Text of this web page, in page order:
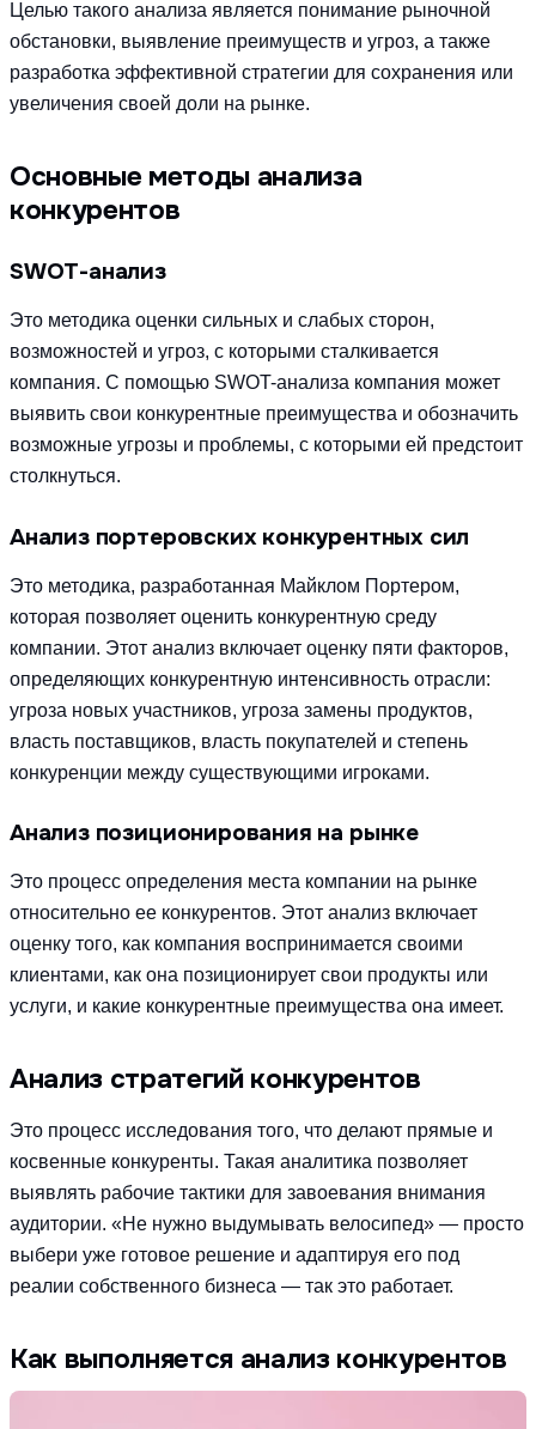
Целью такого анализа является понимание рыночной
обстановки, выявление преимуществ и угроз, а также
разработка эффективной стратегии для сохранения или
увеличения своей доли на рынке.
Основные методы анализа
конкурентов
SWOT-анализ
Это методика оценки сильных и слабых сторон,
возможностей и угроз, с которыми сталкивается
компания. С помощью SWOT-анализа компания может
выявить свои конкурентные преимущества и обозначить
возможные угрозы и проблемы, с которыми ей предстоит
столкнуться.
Анализ портеровских конкурентных сил
Это методика, разработанная Майклом Портером,
которая позволяет оценить конкурентную среду
компании. Этот анализ включает оценку пяти факторов,
определяющих конкурентную интенсивность отрасли:
угроза новых участников, угроза замены продуктов,
власть поставщиков, власть покупателей и степень
конкуренции между существующими игроками.
Анализ позиционирования на рынке
Это процесс определения места компании на рынке
относительно ее конкурентов. Этот анализ включает
оценку того, как компания воспринимается своими
клиентами, как она позиционирует свои продукты или
услуги, и какие конкурентные преимущества она имеет.
Анализ стратегий конкурентов
Это процесс исследования того, что делают прямые и
косвенные конкуренты. Такая аналитика позволяет
выявлять рабочие тактики для завоевания внимания
аудитории. «Не нужно выдумывать велосипед» — просто
выбери уже готовое решение и адаптируя его под
реалии собственного бизнеса — так это работает.
Как выполняется анализ конкурентов